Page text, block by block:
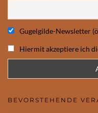
Gugelgilde-Newsletter
Hiermit akzeptiere ich
BEVORSTEHENDE